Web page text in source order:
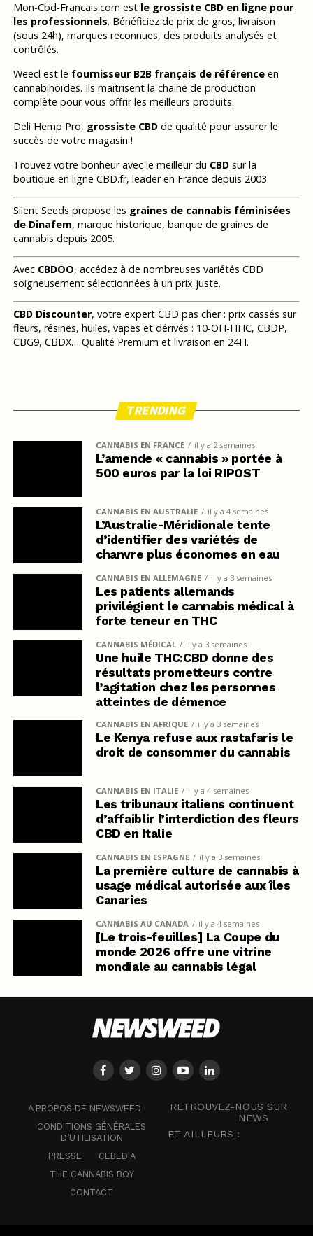
Mon-Cbd-Francais.com est le grossiste CBD en ligne pour
les professionnels. Bénéficiez de prix de gros, livraison
(sous 24h), marques reconnues, des produits analysés et
contrôlés.
Weecl est le fournisseur B2B français de référenceen
cannabinoïdes. Ils maitrisent la chaine de production
complète pour vous offrir les meilleurs produits.
Deli Hemp Pro, grossiste CBDde qualité pour assurer le
succès de votre magasin !
Trouvez votre bonheur avec le meilleur du CBDsur la
boutique en ligne CBD.fr, leader en France depuis 2003.
Silent Seeds propose les graines de cannabis féminisées
de Dinafem, marque historique, banque de graines de
cannabis depuis 2005.
Avec CBDOO, accédez à de nombreuses variétés CBD
soigneusement sélectionnées à un prix juste.
CBD Discounter, votre expert CBD pas cher : prix cassés sur
fleurs, résines, huiles, vapes et dérivés : 10-OH-HHC, CBDP,
CBG9, CBDX… Qualité Premium et livraison en 24H.
TRENDING
CANNABIS EN FRANCE il y a 2 semaines
L’amende « cannabis » portée à
500 euros par la loi RIPOST
CANNABIS EN AUSTRALIE il y a 4 semaines
L’Australie-Méridionale tente
d’identifier des variétés de
chanvre plus économes en eau
CANNABIS EN ALLEMAGNE il y a 3 semaines
Les patients allemands
privilégient le cannabis médical à
forte teneur en THC
CANNABIS MÉDICAL il y a 3 semaines
Une huile THC:CBD donne des
résultats prometteurs contre
l’agitation chez les personnes
atteintes de démence
CANNABIS EN AFRIQUE il y a 3 semaines
Le Kenya refuse aux rastafaris le
droit de consommer du cannabis
CANNABIS EN ITALIE il y a 4 semaines
Les tribunaux italiens continuent
d’affaiblir l’interdiction des fleurs
CBD en Italie
CANNABIS EN ESPAGNE il y a 3 semaines
La première culture de cannabis à
usage médical autorisée aux îles
Canaries
CANNABIS AU CANADA il y a 4 semaines
[Le trois-feuilles] La Coupe du
monde 2026 offre une vitrine
mondiale au cannabis légal
A PROPOS DE NEWSWEED
CONDITIONS GÉNÉRALES
D’UTILISATION
PRESSE
CEBEDIA
THE CANNABIS BOY
CONTACT
RETROUVEZ-NOUS SUR
NEWS
ET AILLEURS :